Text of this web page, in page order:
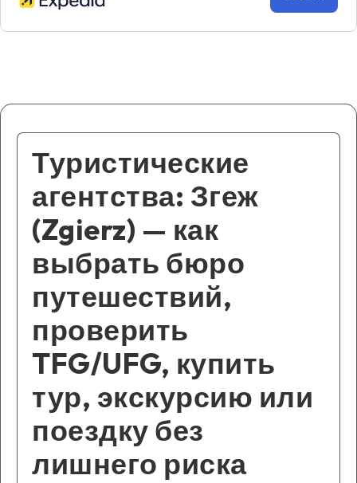
Туристические
агентства: Згеж
(Zgierz) — как
выбрать бюро
путешествий,
проверить
TFG/UFG, купить
тур, экскурсию или
поездку без
лишнего риска